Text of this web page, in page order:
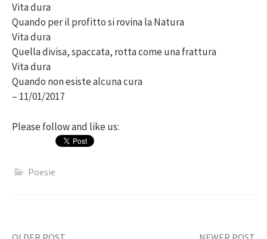
Vita dura
Quando per il profitto si rovina la Natura
Vita dura
Quella divisa, spaccata, rotta come una frattura
Vita dura
Quando non esiste alcuna cura
– 11/01/2017
Please follow and like us:
Poesie